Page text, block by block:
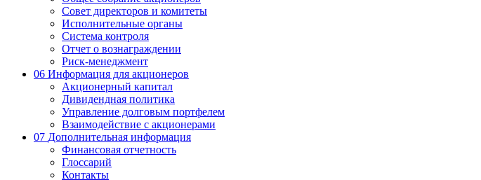
Совет директоров и комитеты
Исполнительные органы
Система контроля
Отчет о вознаграждении
Риск-менеджмент
06 Информация для акционеров
Акционерный капитал
Дивидендная политика
Управление долговым портфелем
Взаимодействие с акционерами
07 Дополнительная информация
Финансовая отчетность
Глоссарий
Контакты